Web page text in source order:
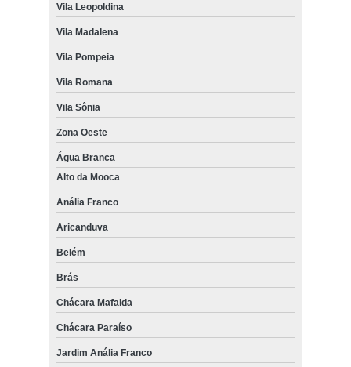
Vila Leopoldina
Vila Madalena
Vila Pompeia
Vila Romana
Vila Sônia
Zona Oeste
Água Branca
Alto da Mooca
Anália Franco
Aricanduva
Belém
Brás
Chácara Mafalda
Chácara Paraíso
Jardim Anália Franco